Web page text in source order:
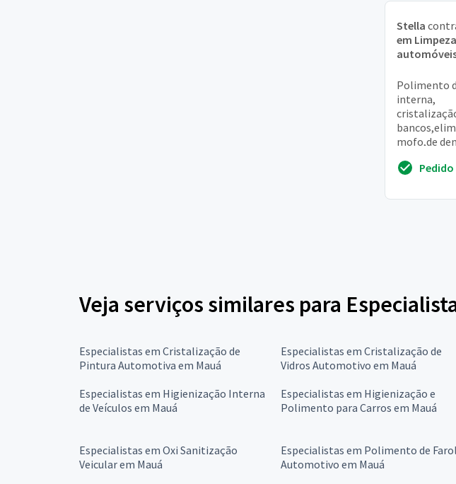
Stella
em
Polimento
interna,
mofo,de
Veja serviços similares para
Especialistas em Cristalização de
Pintura Automotiva em Mauá
Especialistas em Cristalização de
Vidros Automotivo em Mauá
Especialistas em Higienização Interna
de Veículos em Mauá
Especialistas em Higienização e
Polimento para Carros em Mauá
Especialistas em Oxi Sanitização
Veicular em Mauá
Especialistas em Polimento de Farol
Automotivo em Mauá